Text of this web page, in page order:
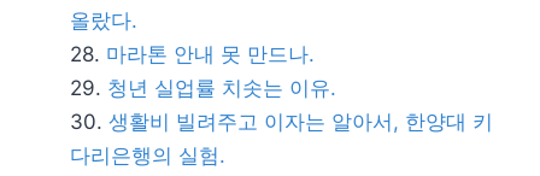
올랐다.
마라톤 안내 못 만드나.
청년 실업률 치솟는 이유.
생활비 빌려주고 이자는 알아서, 한양대 키
다리은행의 실험.